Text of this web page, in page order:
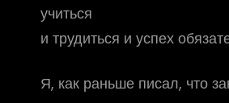
учиться
и трудиться и успех
Я, как раньше писал, что